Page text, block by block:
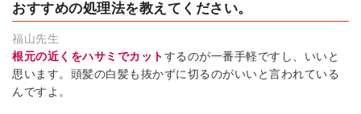
おすすめの処理法を教えてください。
福山先生
根元の近くをハサミでカットするのが一番手軽ですし、いいと
思います。頭髪の白髪も抜かずに切るのがいいと言われている
んですよ。